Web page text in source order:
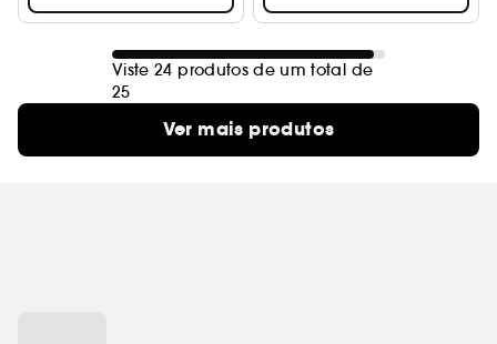
Viste 24 produtos de um total de
25
Ver mais produtos